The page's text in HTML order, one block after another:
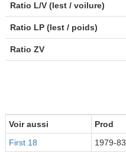
Ratio L/V (lest / voilure)
Ratio LP (lest / poids)
Ratio ZV
Voir aussi Prod
First 18
1979-83